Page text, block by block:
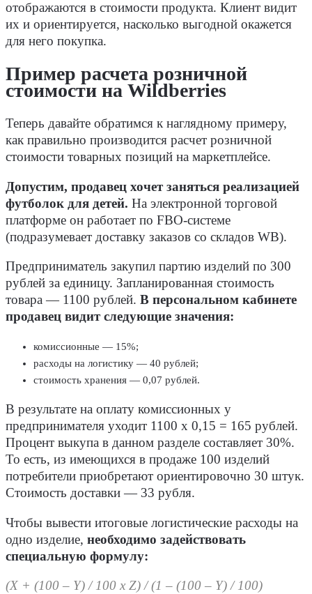
отображаются в стоимости продукта. Клиент видит
их и ориентируется, насколько выгодной окажется
для него покупка.
Пример расчета розничной
стоимости на Wildberries
Теперь давайте обратимся к наглядному примеру,
как правильно производится расчет розничной
стоимости товарных позиций на маркетплейсе.
Допустим, продавец хочет заняться реализацией
футболок для детей. На электронной торговой
платформе он работает по FBO-системе
(подразумевает доставку заказов со складов WB).
Предприниматель закупил партию изделий по 300
рублей за единицу. Запланированная стоимость
товара — 1100 рублей. В персональном кабинете
продавец видит следующие значения:
комиссионные — 15%;
расходы на логистику — 40 рублей;
стоимость хранения — 0,07 рублей.
В результате на оплату комиссионных у
предпринимателя уходит 1100 x 0,15 = 165 рублей.
Процент выкупа в данном разделе составляет 30%.
То есть, из имеющихся в продаже 100 изделий
потребители приобретают ориентировочно 30 штук.
Стоимость доставки — 33 рубля.
Чтобы вывести итоговые логистические расходы на
одно изделие, необходимо задействовать
специальную формулу:
(X + (100 – Y) / 100 x Z) / (1 – (100 – Y) / 100)